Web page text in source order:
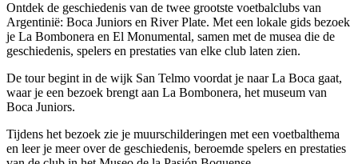
Ontdek de geschiedenis van de twee grootste voetbalclubs van
Argentinië: Boca Juniors en River Plate. Met een lokale gids bezoek
je La Bombonera en El Monumental, samen met de musea die de
geschiedenis, spelers en prestaties van elke club laten zien.
De tour begint in de wijk San Telmo voordat je naar La Boca gaat,
waar je een bezoek brengt aan La Bombonera, het museum van
Boca Juniors.
Tijdens het bezoek zie je muurschilderingen met een voetbalthema
en leer je meer over de geschiedenis, beroemde spelers en prestaties